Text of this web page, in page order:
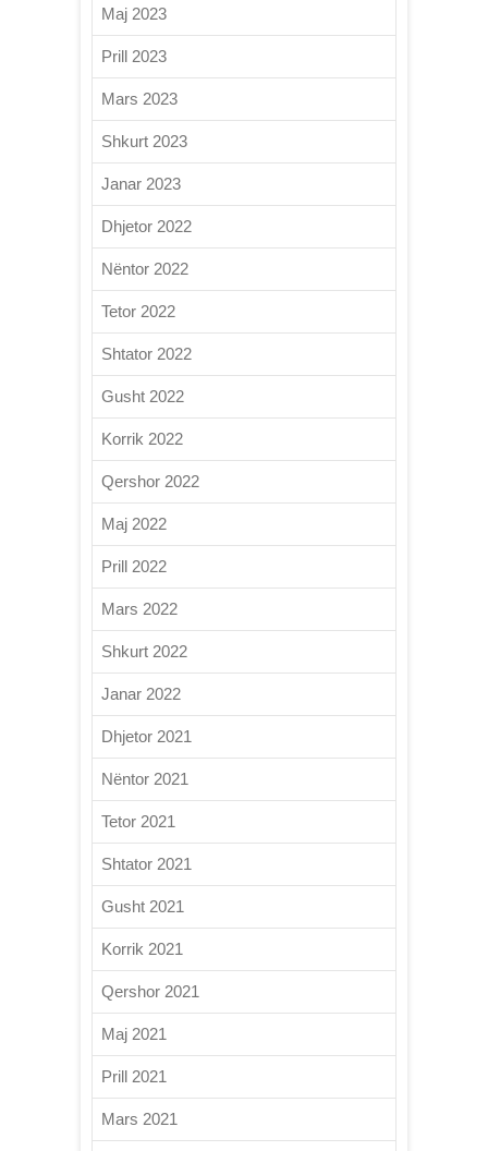
Maj 2023
Prill 2023
Mars 2023
Shkurt 2023
Janar 2023
Dhjetor 2022
Nëntor 2022
Tetor 2022
Shtator 2022
Gusht 2022
Korrik 2022
Qershor 2022
Maj 2022
Prill 2022
Mars 2022
Shkurt 2022
Janar 2022
Dhjetor 2021
Nëntor 2021
Tetor 2021
Shtator 2021
Gusht 2021
Korrik 2021
Qershor 2021
Maj 2021
Prill 2021
Mars 2021